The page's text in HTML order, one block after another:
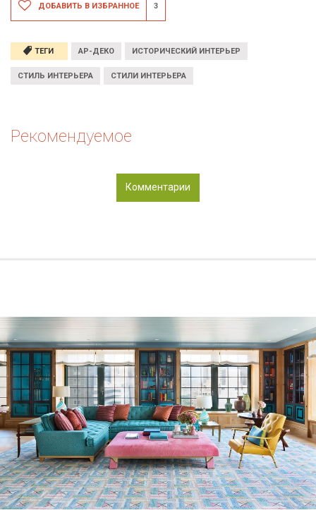
ДОБАВИТЬ В ИЗБРАННОЕ 3
ТЕГИ АР-ДЕКО ИСТОРИЧЕСКИЙ ИНТЕРЬЕР
СТИЛЬ ИНТЕРЬЕРА СТИЛИ ИНТЕРЬЕРА
Рекомендуемое
Комментарии